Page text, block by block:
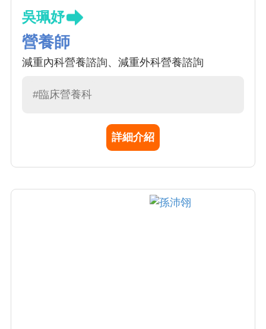
吳珮妤
營養師
減重內科營養諮詢、減重外科營養諮詢
#臨床營養科
詳細介紹